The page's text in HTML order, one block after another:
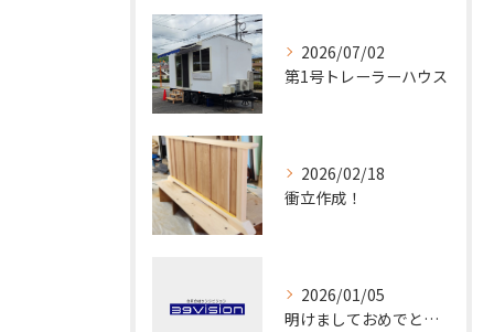
2026/07/02
第1号トレーラーハウス
2026/02/18
衝立作成！
2026/01/05
明けましておめでとうございます！